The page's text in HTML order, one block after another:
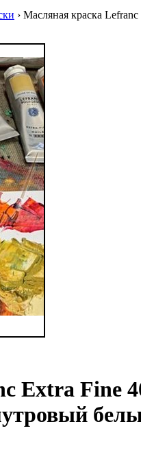
› Масляная краска
Extra Fine